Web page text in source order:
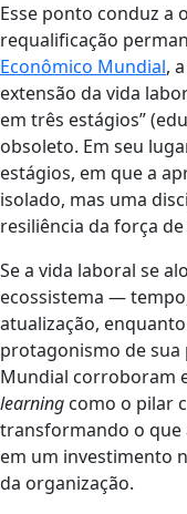
Esse ponto conduz a
requalificação
Econômico Mundial,
extensão da vida
em três estágios”
obsoleto. Em seu
estágios, em que a
isolado, mas uma
resiliência da força
Se a vida laboral se
ecossistema —
atualização,
protagonismo de sua
Mundial corroboram
learning como o pilar
transformando o que
em um investimento
da organização.